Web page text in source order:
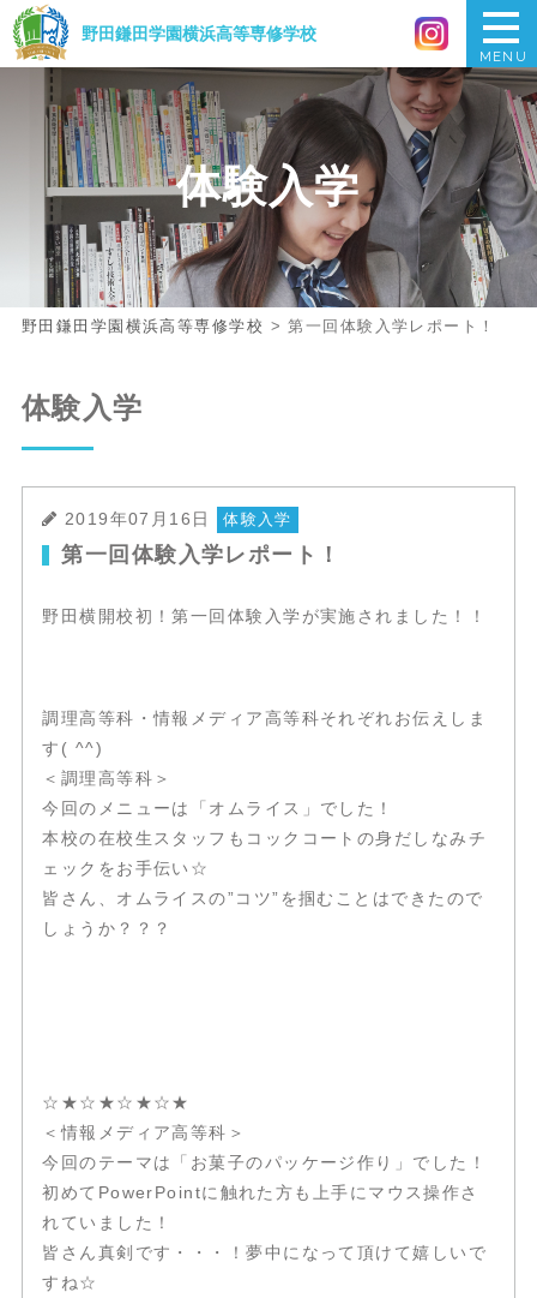
野田鎌田学園横浜高等専修学校
MENU
体験入学
野田鎌田学園横浜高等専修学校 >第一回体験入学レポート！
体験入学
2019年07月16日 体験入学
第一回体験入学レポート！
野田横開校初！第一回体験入学が実施されました！！
調理高等科・情報メディア高等科それぞれお伝えしま
す( ^^)
＜調理高等科＞
今回のメニューは「オムライス」でした！
本校の在校生スタッフもコックコートの身だしなみチ
ェックをお手伝い☆
皆さん、オムライスの”コツ”を掴むことはできたので
しょうか？？？
☆★☆★☆★☆★
＜情報メディア高等科＞
今回のテーマは「お菓子のパッケージ作り」でした！
初めてPowerPointに触れた方も上手にマウス操作さ
れていました！
皆さん真剣です・・・！夢中になって頂けて嬉しいで
すね☆